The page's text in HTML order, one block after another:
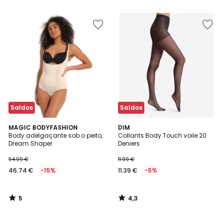
desconto
Saldos
MAGIC BODYFASHION
Body adelgaçante sob o peito,
Dream Shaper
54.99 €
46.74 € -15%
5
/
5
5
/
Saldos
DIM
Collants Body Touch voile 20
Deniers
11.99 €
11.39 € -5%
4,3
/ 5
4,3
/